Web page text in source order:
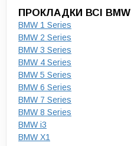
ПРОКЛАДКИ ВСІ BMW
BMW 1 Series
BMW 2 Series
BMW 3 Series
BMW 4 Series
BMW 5 Series
BMW 6 Series
BMW 7 Series
BMW 8 Series
BMW i3
BMW X1